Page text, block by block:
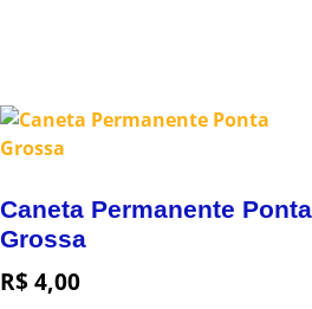
Caneta Permanente Ponta
Grossa
R$4,00